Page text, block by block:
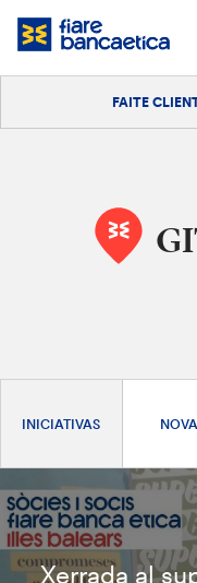
Saltar
FAITE
INICIATIVAS
Xerrada al